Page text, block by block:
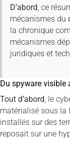
D’abord, ce
mécanismes du
la chronique
mécanismes
juridiques et
Du spyware visible
Tout d’abord, le
matérialisé sous la
installés sur des
reposait sur une